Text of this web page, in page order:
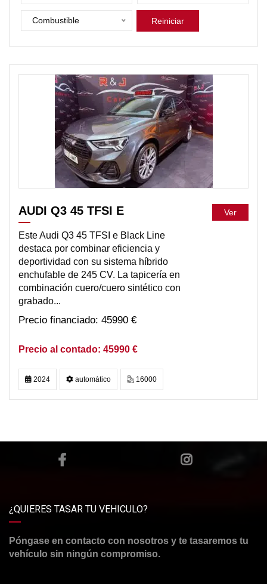
Combustible Reiniciar
DISPONIBLE
AUDI Q3 45 TFSI E
Este Audi Q3 45 TFSI e Black Line
destaca por combinar eficiencia y
deportividad con su sistema híbrido
enchufable de 245 CV. La tapicería en
combinación cuero/cuero sintético con
grabado...
45990 €
45990 €
Ver
2024 automático 16000
¿QUIERES TASAR TU VEHICULO?
Póngase en contacto con nosotros y te tasaremos tu
vehículo sin ningún compromiso.